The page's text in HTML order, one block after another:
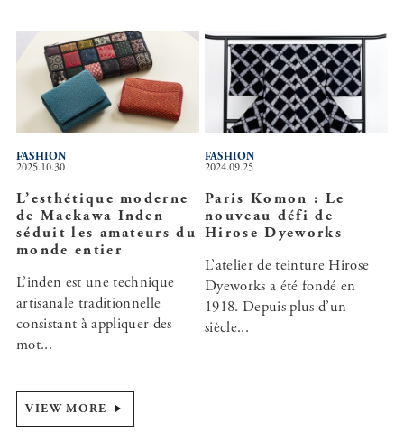
2025.10.30
L’esthétique moderne
de Maekawa Inden
séduit les amateurs du
monde entier
L’inden est une technique
artisanale traditionnelle
consistant à appliquer des
mot...
FASHION
2024.09.25
Paris Komon : Le
nouveau défi de
Hirose Dyeworks
L’atelier de teinture Hirose
Dyeworks a été fondé en
1918. Depuis plus d’un
siècle...
FASHION
VIEW MORE